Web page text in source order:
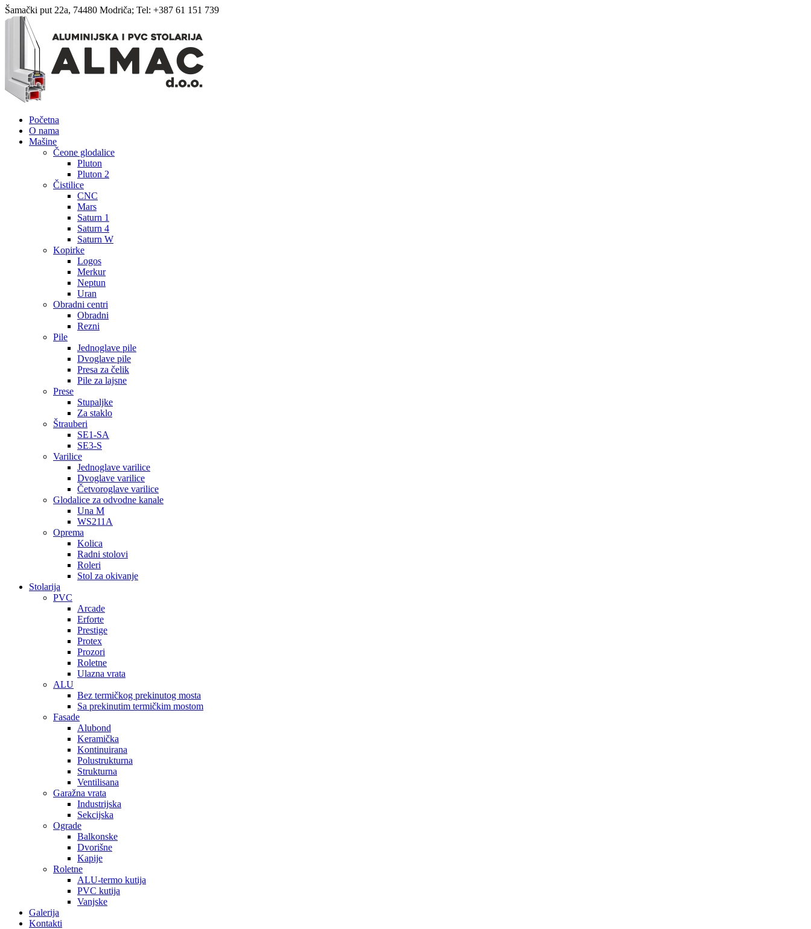
Šamački put 22a, 74480 Modriča; Tel: +387 61 151 739
Početna
O nama
Mašine
Čeone glodalice
Pluton
Pluton 2
Čistilice
CNC
Mars
Saturn 1
Saturn 4
Saturn W
Kopirke
Logos
Merkur
Neptun
Uran
Obradni centri
Obradni
Rezni
Pile
Jednoglave pile
Dvoglave pile
Presa za čelik
Pile za lajsne
Prese
Stupaljke
Za staklo
Štrauberi
SE1-SA
SE3-S
Varilice
Jednoglave varilice
Dvoglave varilice
Četvoroglave varilice
Glodalice za odvodne kanale
Una M
WS211A
Oprema
Kolica
Radni stolovi
Roleri
Stol za okivanje
Stolarija
PVC
Arcade
Erforte
Prestige
Protex
Prozori
Roletne
Ulazna vrata
ALU
Bez termičkog prekinutog mosta
Sa prekinutim termičkim mostom
Fasade
Alubond
Keramička
Kontinuirana
Polustrukturna
Strukturna
Ventilisana
Garažna vrata
Industrijska
Sekcijska
Ograde
Balkonske
Dvorišne
Kapije
Roletne
ALU-termo kutija
PVC kutija
Vanjske
Galerija
Kontakti